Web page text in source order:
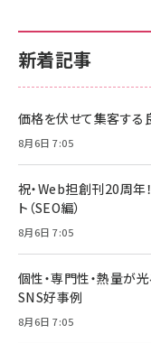
新着記事
価格を伏せて集客する
8月6日 7:05
祝・Web担創刊20周年
ト（SEO編）
8月6日 7:05
個性・専門性・熱量が
SNS好事例
8月6日 7:05